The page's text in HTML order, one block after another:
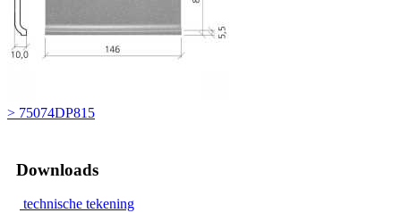
> 75074DP815
Downloads
technische tekening